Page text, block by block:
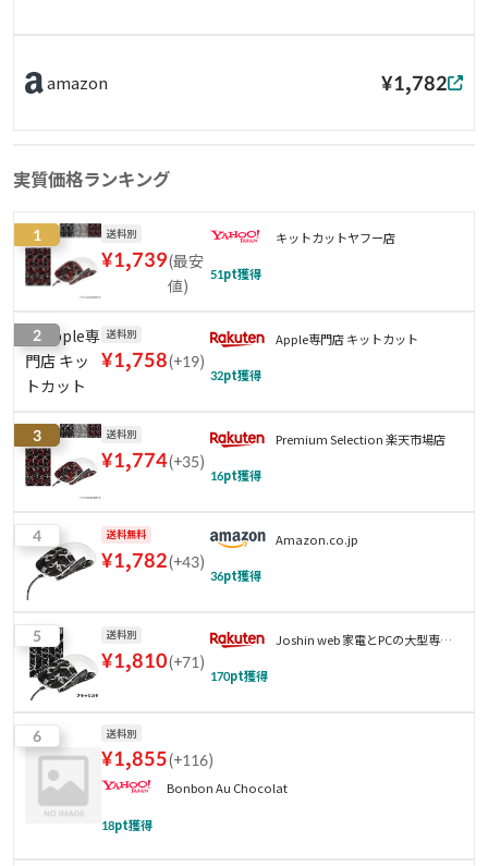
amazon ¥1,782
実質価格ランキング
1 送料別
¥1,739(最安
値)
キットカットヤフー店
51pt獲得
2 送料別
¥1,758(+19)
Apple専門店 キットカット
32pt獲得
3 送料別
¥1,774(+35)
Premium Selection 楽天市場店
16pt獲得
4 送料無料
¥1,782(+43)
Amazon.co.jp
36pt獲得
5 送料別
¥1,810(+71)
Joshin web 家電とPCの大型専門
170pt獲得
6 送料別
¥1,855(+116)
Bonbon Au Chocolat
18pt獲得